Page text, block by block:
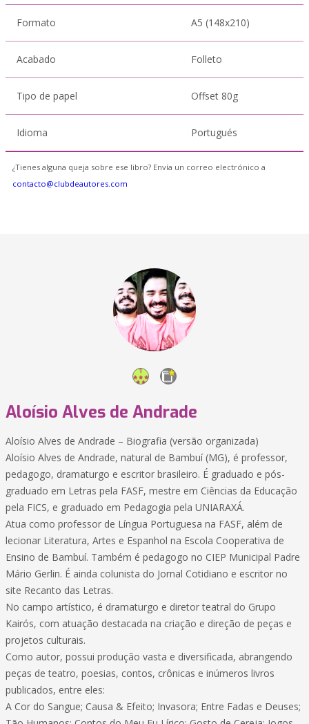
Formato A5 (148x210)
Acabado Folleto
Tipo de papel Offset 80g
Idioma Portugués
¿Tienes alguna queja sobre ese libro? Envía un correo electrónico a
contacto@clubdeautores.com
Aloísio Alves de Andrade
Aloísio Alves de Andrade – Biografia (versão organizada)
Aloísio Alves de Andrade, natural de Bambuí (MG), é professor,
pedagogo, dramaturgo e escritor brasileiro. É graduado e pós-
graduado em Letras pela FASF, mestre em Ciências da Educação
pela FICS, e graduado em Pedagogia pela UNIARAXÁ.
Atua como professor de Língua Portuguesa na FASF, além de
lecionar Literatura, Artes e Espanhol na Escola Cooperativa de
Ensino de Bambuí. Também é pedagogo no CIEP Municipal Padre
Mário Gerlin. É ainda colunista do Jornal Cotidiano e escritor no
site Recanto das Letras.
No campo artístico, é dramaturgo e diretor teatral do Grupo
Kairós, com atuação destacada na criação e direção de peças e
projetos culturais.
Como autor, possui produção vasta e diversificada, abrangendo
peças de teatro, poesias, contos, crônicas e inúmeros livros
publicados, entre eles:
A Cor do Sangue; Causa & Efeito; Invasora; Entre Fadas e Deuses;